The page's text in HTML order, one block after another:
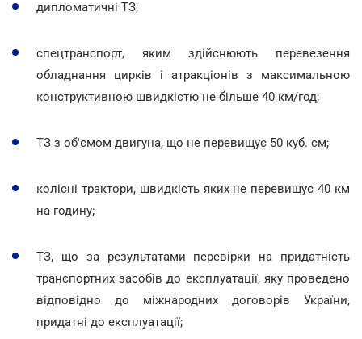
дипломатичні ТЗ;
спецтранспорт, яким здійснюють перевезення
обладнання цирків і атракціонів з максимальною
конструктивною швидкістю не більше 40 км/год;
ТЗ з об'ємом двигуна, що не перевищує 50 куб. см;
колісні трактори, швидкість яких не перевищує 40 км
на годину;
ТЗ, що за результатами перевірки на придатність
транспортних засобів до експлуатації, яку проведено
відповідно до міжнародних договорів України,
придатні до експлуатації;